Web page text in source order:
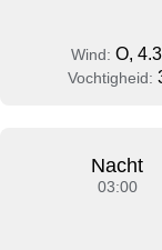
Wind: O,
Vochtigheid:
Nacht
03:00